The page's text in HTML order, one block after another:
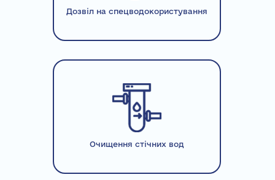
Дозвіл на спецводокористування
Очищення стічних вод